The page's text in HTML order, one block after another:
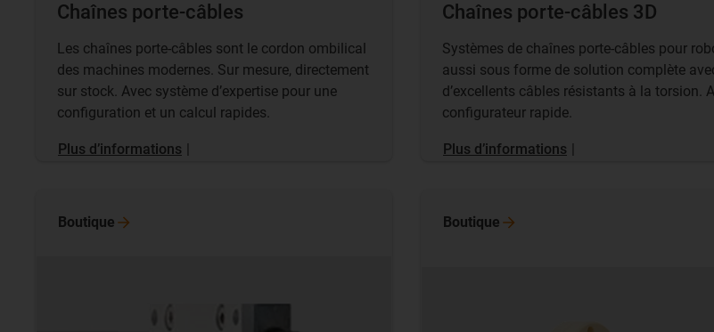
Chaînes porte-câbles
Les chaînes porte-câbles sont le cordon ombilical
des machines modernes. Sur mesure, directement
sur stock. Avec système d’expertise pour une
configuration et un calcul rapides.
Plus d’informations |
Chaînes porte-câbles 3D
Systèmes de chaînes porte-câbles pour
aussi sous forme de solution complète
d’excellents câbles résistants à la torsion.
configurateur rapide.
Plus d’informations |
Boutique Boutique